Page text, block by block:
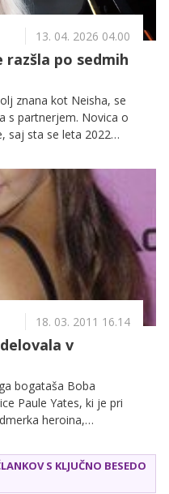
13. 04. 2026 04.00
razšla po sedmih
znana kot Neisha, se
s partnerjem. Novica o
saj sta se leta 2022
18. 03. 2011 16.14
v
bogataša Boba
Paule Yates, ki je pri
heroina,
se je pomanjkljivo
zabavala kar s petimi!
S KLJUČNO BESEDO